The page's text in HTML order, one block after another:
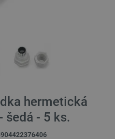
hermetická
šedá - 5 ks.